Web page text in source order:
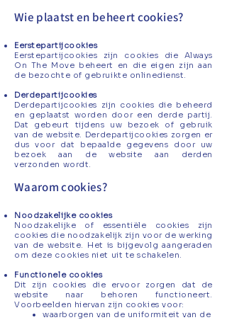
Wie plaatst en beheert cookies?
Eerstepartijcookies
Eerstepartijcookies zijn cookies die Always
On The Move beheert en die eigen zijn aan
de bezochte of gebruikte onlinedienst.
Derdepartijcookies
Derdepartijcookies zijn cookies die beheerd
en geplaatst worden door een derde partij.
Dat gebeurt tijdens uw bezoek of gebruik
van de website. Derdepartijcookies zorgen er
dus voor dat bepaalde gegevens door uw
bezoek aan de website aan derden
verzonden wordt.
Waarom cookies?
Noodzakelijke cookies
Noodzakelijke of essentiële cookies zijn
cookies die noodzakelijk zijn voor de werking
van de website. Het is bijgevolg aangeraden
om deze cookies niet uit te schakelen.
Functionele cookies
Dit zijn cookies die ervoor zorgen dat de
website naar behoren functioneert.
Voorbeelden hiervan zijn cookies voor:
waarborgen van de uniformiteit van de